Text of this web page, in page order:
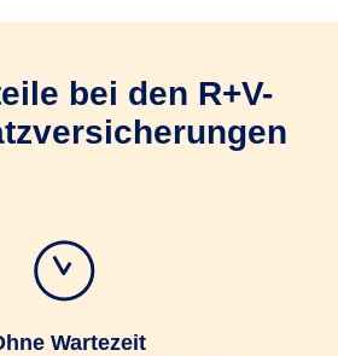
bei den R+V-
Wartezeit